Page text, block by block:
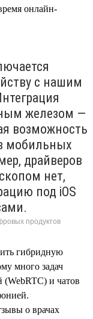
онлайн-
с нашим
железом —
возможность
мобильных
драйверов
нет,
под iOS
продуктов
гибридную
много задач
(WebRTC) и чатов
о врачах